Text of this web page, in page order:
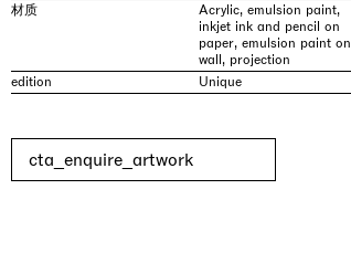
材质
Acrylic, emulsion paint,
inkjet ink and pencil on
paper, emulsion paint on
wall, projection
edition
Unique
cta_enquire_artwork